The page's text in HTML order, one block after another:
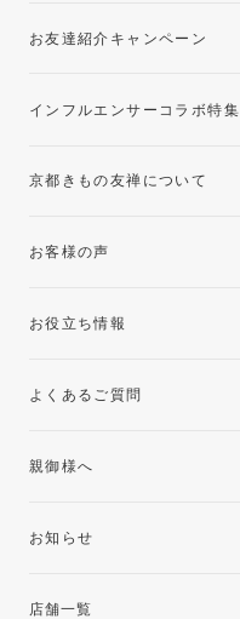
お友達紹介キャンペーン
インフルエンサーコラボ特集
京都きもの友禅について
お客様の声
お役立ち情報
よくあるご質問
親御様へ
お知らせ
店舗一覧